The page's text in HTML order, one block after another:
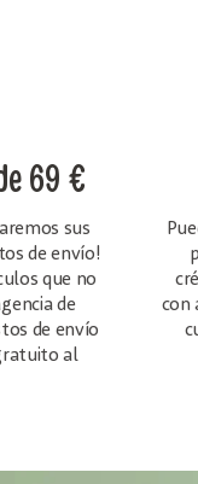
69 €
sus
de envío!
que no
de
de envío
al
con